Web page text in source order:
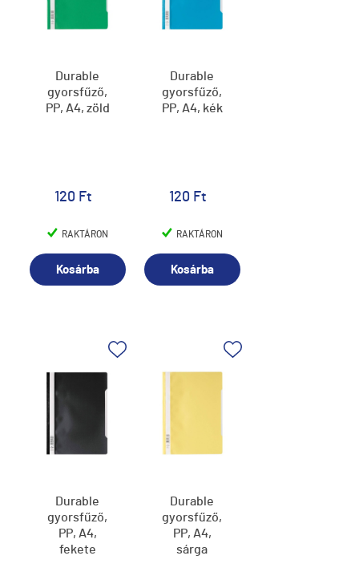
Durable
gyorsfűző,
PP, A4, zöld
120 Ft
RAKTÁRON
Kosárba
Durable
gyorsfűző,
PP, A4, kék
120 Ft
RAKTÁRON
Kosárba
Durable
gyorsfűző,
PP, A4,
fekete
Durable
gyorsfűző,
PP, A4,
sárga